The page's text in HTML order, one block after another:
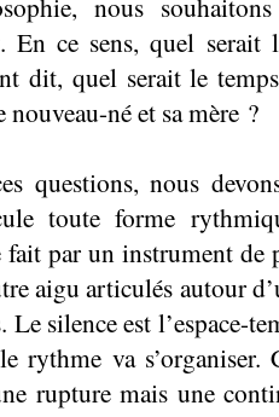
En ce sens, quel
dit, quel serait le
né et sa mère ?
questions, nous
toute forme
par un instrument de
aigu articulés autour
Le silence est l’espace-
rythme va
rupture mais une